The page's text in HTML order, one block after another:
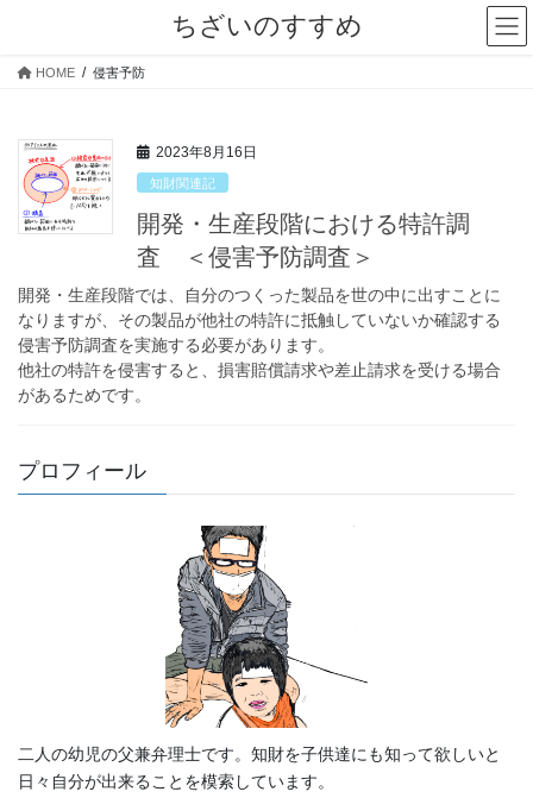
ちざいのすすめ
HOME 侵害予防
2023年8月16日
知財関連記
開発・生産段階における特許調
査 ＜侵害予防調査＞
開発・生産段階では、自分のつくった製品を世の中に出すことに
なりますが、その製品が他社の特許に抵触していないか確認する
侵害予防調査を実施する必要があります。
他社の特許を侵害すると、損害賠償請求や差止請求を受ける場合
があるためです。
プロフィール
二人の幼児の父兼弁理士です。知財を子供達にも知って欲しいと
日々自分が出来ることを模索しています。